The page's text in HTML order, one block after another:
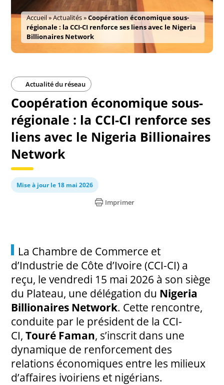
Accueil»Actualités»Coopération économique sous-
régionale : la CCI-CI renforce ses liens avec le Nigeria
Billionaires Network
Actualité du réseau
Coopération économique sous-
régionale : la CCI-CI renforce ses
liens avec le Nigeria Billionaires
Network
Mise à jour le 18 mai 2026
Imprimer
La Chambre de Commerce et
d’Industrie de Côte d’Ivoire (CCI-CI) a
reçu, le vendredi 15 mai 2026 à son siège
du Plateau, une délégation du Nigeria
Billionaires Network. Cette rencontre,
conduite par le président de la CCI-
CI,Touré Faman, s’inscrit dans une
dynamique de renforcement des
relations économiques entre les milieux
d’affaires ivoiriens et nigérians.